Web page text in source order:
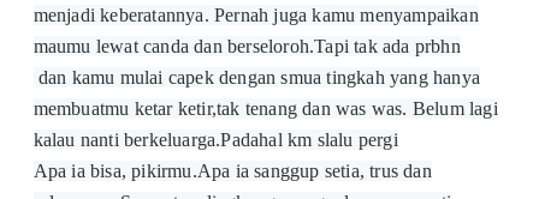
menjadi keberatannya. Pernah juga kamu menyampaikan
maumu lewat canda dan berseloroh.Tapi tak ada prbhn
dan kamu mulai capek dengan smua tingkah yang hanya
membuatmu ketar ketir,tak tenang dan was was. Belum lagi
kalau nanti berkeluarga.Padahal km slalu pergi
Apa ia bisa, pikirmu.Apa ia sanggup setia, trus dan